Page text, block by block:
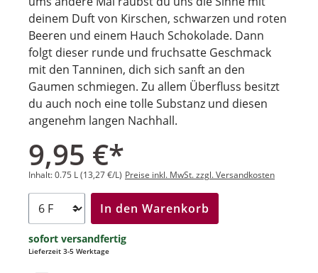
deinem Duft von Kirschen, schwarzen und roten
Beeren und einem Hauch Schokolade. Dann
folgt dieser runde und fruchsatte Geschmack
mit den Tanninen, dich sich sanft an den
Gaumen schmiegen. Zu allem Überfluss besitzt
du auch noch eine tolle Substanz und diesen
angenehm langen Nachhall.
9,95 €*
Inhalt:0.75 L(13,27 €/L) Preise inkl. MwSt. zzgl. Versandkosten
In den Warenkorb
sofort versandfertig
Lieferzeit 3-5 Werktage